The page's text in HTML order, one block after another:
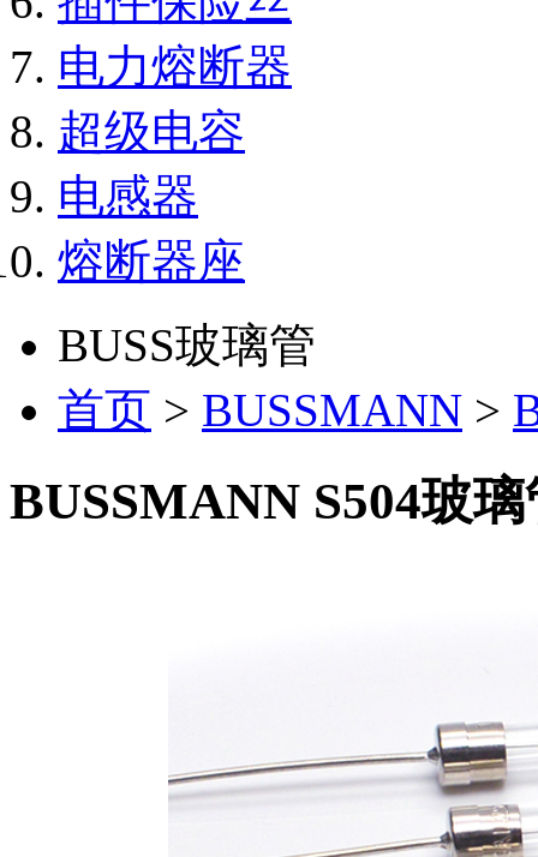
电力熔断器
超级电容
电感器
熔断器座
BUSS玻璃管
首页 > BUSSMANN >
BUSSMANN S504玻